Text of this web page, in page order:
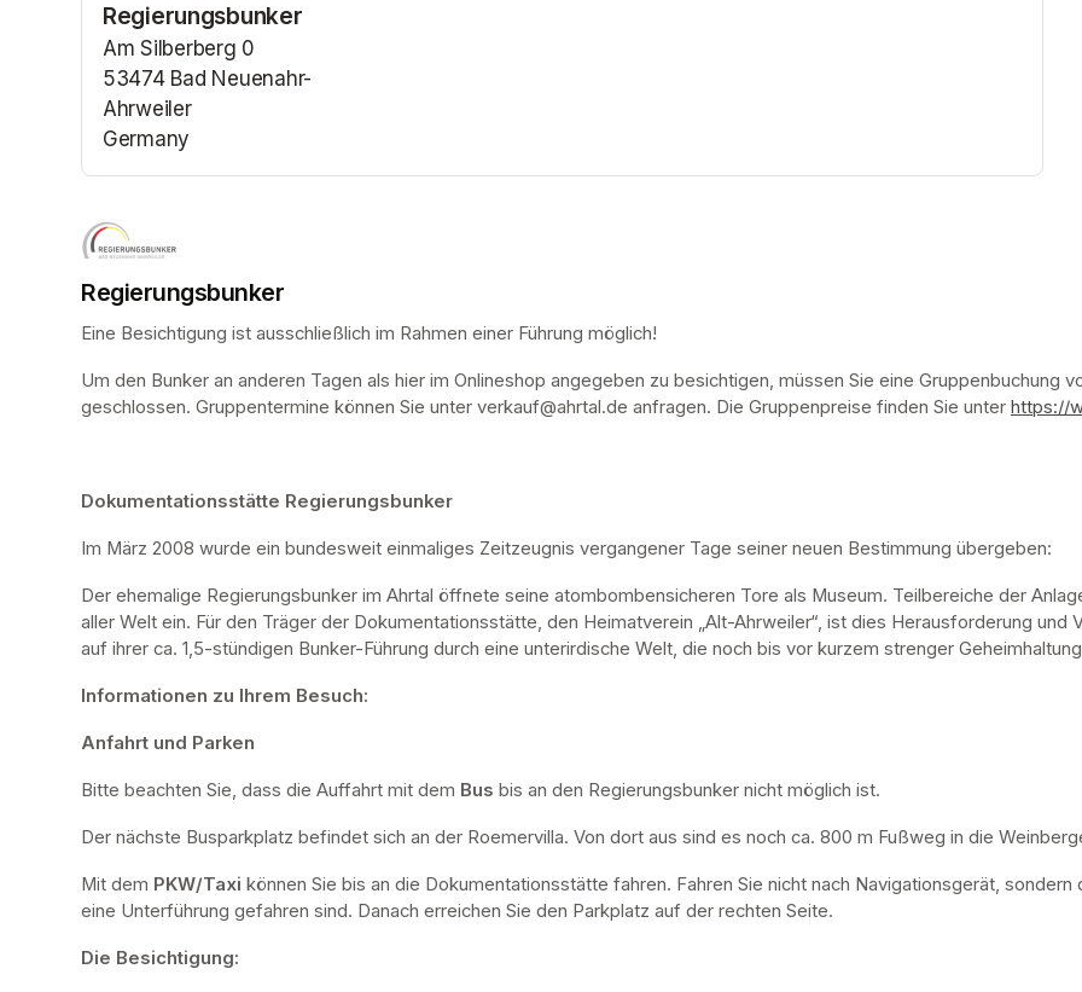
Regierungsbunker
Am Silberberg 0
53474 Bad Neuenahr-
Ahrweiler
Germany
(opens in a new tab)
Regierungsbunker
Eine Besichtigung ist ausschließlich im Rahmen einer Führung möglich!
Um den Bunker an anderen Tagen als hier im Onlineshop angegeben zu besichtigen, müssen Sie eine Gruppenbuchung
geschlossen. Gruppentermine können Sie unter verkauf@ahrtal.de anfragen. Die Gruppenpreise finden Sie unter https://
Dokumentationsstätte Regierungsbunker
Im März 2008 wurde ein bundesweit einmaliges Zeitzeugnis vergangener Tage seiner neuen Bestimmung übergeben:
Der ehemalige Regierungsbunker im Ahrtal öffnete seine atombombensicheren Tore als Museum. Teilbereiche der
aller Welt ein. Für den Träger der Dokumentationsstätte, den Heimatverein „Alt-Ahrweiler“, ist dies Herausforderung
auf ihrer ca. 1,5-stündigen Bunker-Führung durch eine unterirdische Welt, die noch bis vor kurzem strenger
Informationen zu Ihrem Besuch:
Anfahrt und Parken
Bitte beachten Sie, dass die Auffahrt mit dem Bus bis an den Regierungsbunker nicht möglich ist.
Der nächste Busparkplatz befindet sich an der Roemervilla. Von dort aus sind es noch ca. 800 m Fußweg in die
Mit dem PKW/Taxi können Sie bis an die Dokumentationsstätte fahren. Fahren Sie nicht nach Navigationsgerät,
eine Unterführung gefahren sind. Danach erreichen Sie den Parkplatz auf der rechten Seite.
Die Besichtigung: